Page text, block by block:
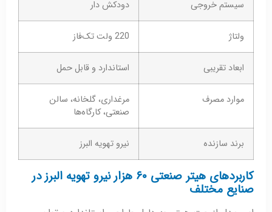
سیستم خروجی دودکش دار
ولتاژ 220 ولت تک‌فاز
ابعاد تقریبی استاندارد و قابل حمل
موارد مصرف
مرغداری، گلخانه، سالن
صنعتی، کارگاه‌ها
برند سازنده نیرو تهویه البرز
کاربردهای هیتر صنعتی ۶۰ هزار نیرو تهویه البرز در
صنایع مختلف